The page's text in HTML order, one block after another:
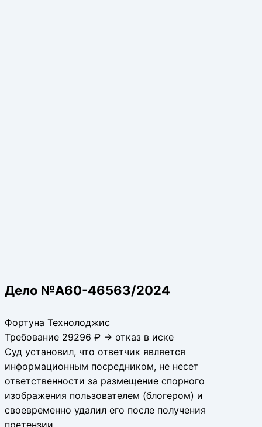
Дело №А60-46563/2024
Фортуна Технолоджис
Требование 29296 ₽ → отказ в иске
Суд установил, что ответчик является
информационным посредником, не несет
ответственности за размещение спорного
изображения пользователем (блогером) и
своевременно удалил его после получения